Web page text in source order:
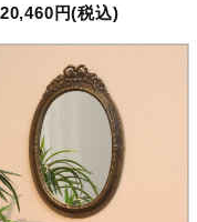
円(税込)